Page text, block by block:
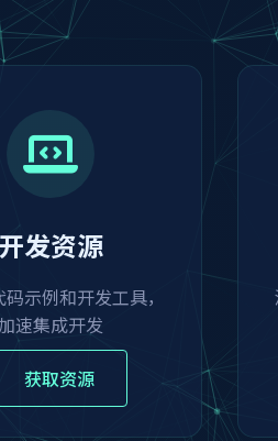
开发资源
示例和开发工具，
速集成开发
获取资源